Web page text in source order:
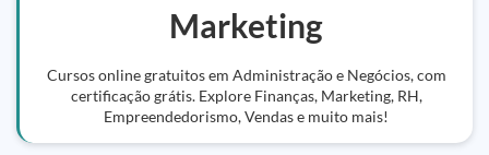
Marketing
Cursos online gratuitos em Administração e Negócios, com
certificação grátis. Explore Finanças, Marketing, RH,
Empreendedorismo, Vendas e muito mais!